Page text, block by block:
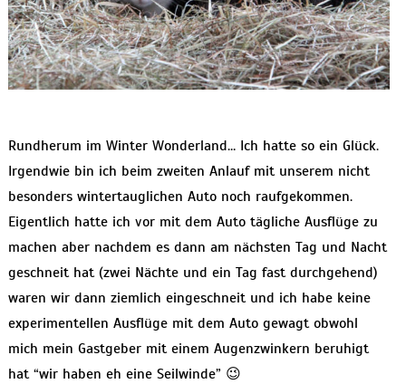
Rundherum im Winter Wonderland… Ich hatte so ein Glück.
Irgendwie bin ich beim zweiten Anlauf mit unserem nicht
besonders wintertauglichen Auto noch raufgekommen.
Eigentlich hatte ich vor mit dem Auto tägliche Ausflüge zu
machen aber nachdem es dann am nächsten Tag und Nacht
geschneit hat (zwei Nächte und ein Tag fast durchgehend)
waren wir dann ziemlich eingeschneit und ich habe keine
experimentellen Ausflüge mit dem Auto gewagt obwohl
mich mein Gastgeber mit einem Augenzwinkern beruhigt
hat “wir haben eh eine Seilwinde” 😉